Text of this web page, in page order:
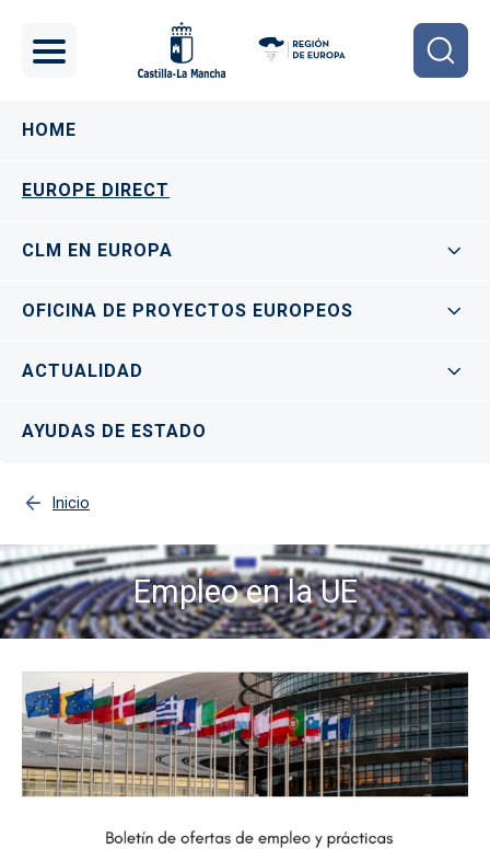
Navegación principal
HOME
EUROPE DIRECT
CLM EN EUROPA
OFICINA DE PROYECTOS EUROPEOS
ACTUALIDAD
AYUDAS DE ESTADO
Inicio
Empleo en la UE
Imagen